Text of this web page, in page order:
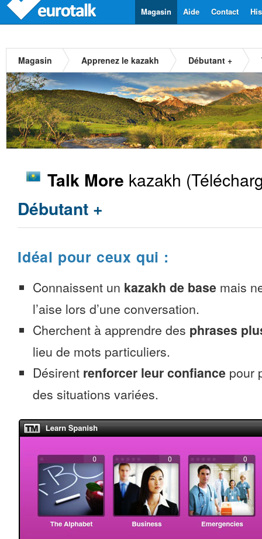
Contact
Aide
Magasin
Magasin Apprenez le kazakh Débutant +
Talk More kazakh
Débutant +
Idéal pour ceux qui :
Connaissent un kazakh de base mais
l’aise lors d’une conversation.
Cherchent à apprendre des phrases
lieu de mots particuliers.
Désirent renforcer leur confiance pour
des situations variées.